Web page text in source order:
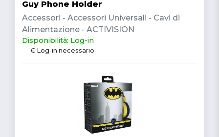
Guy Phone Holder
Accessori - Accessori Universali - Cavi di
Alimentazione - ACTIVISION
Disponibilità: Log-in
€ Log-in necessario